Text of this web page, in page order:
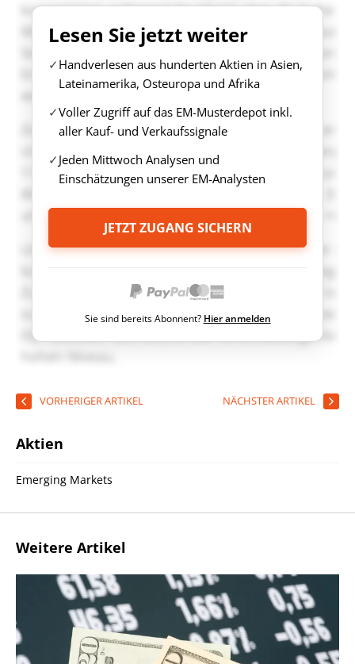
Lesen Sie jetzt weiter
Handverlesen aus hunderten Aktien in Asien,
Lateinamerika, Osteuropa und Afrika
Voller Zugriff auf das EM-Musterdepot inkl.
aller Kauf- und Verkaufssignale
Jeden Mittwoch Analysen und
Einschätzungen unserer EM-Analysten
JETZT ZUGANG SICHERN
Sie sind bereits Abonnent? Hier anmelden
VORHERIGER ARTIKEL NÄCHSTER ARTIKEL
Aktien
Emerging Markets
Weitere Artikel